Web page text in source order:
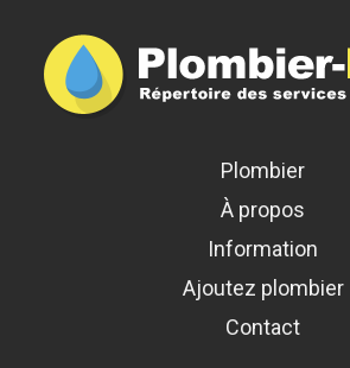
Plombier
À propos
Information
Ajoutez plombier
Contact